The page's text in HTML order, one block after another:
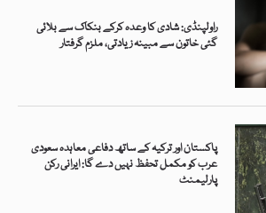
راولپنڈی: شادی کا وعدہ کرکے بنکاک سے بلائی
گئی خاتون سے مبینہ زیادتی، ملزم گرفتار
پاکستان اور ترکیہ کے ساتھ دفاعی معاہدہ سعودی
عرب کو مکمل تحفظ نہیں دے گا: ایرانی رکن
پارلیمنٹ